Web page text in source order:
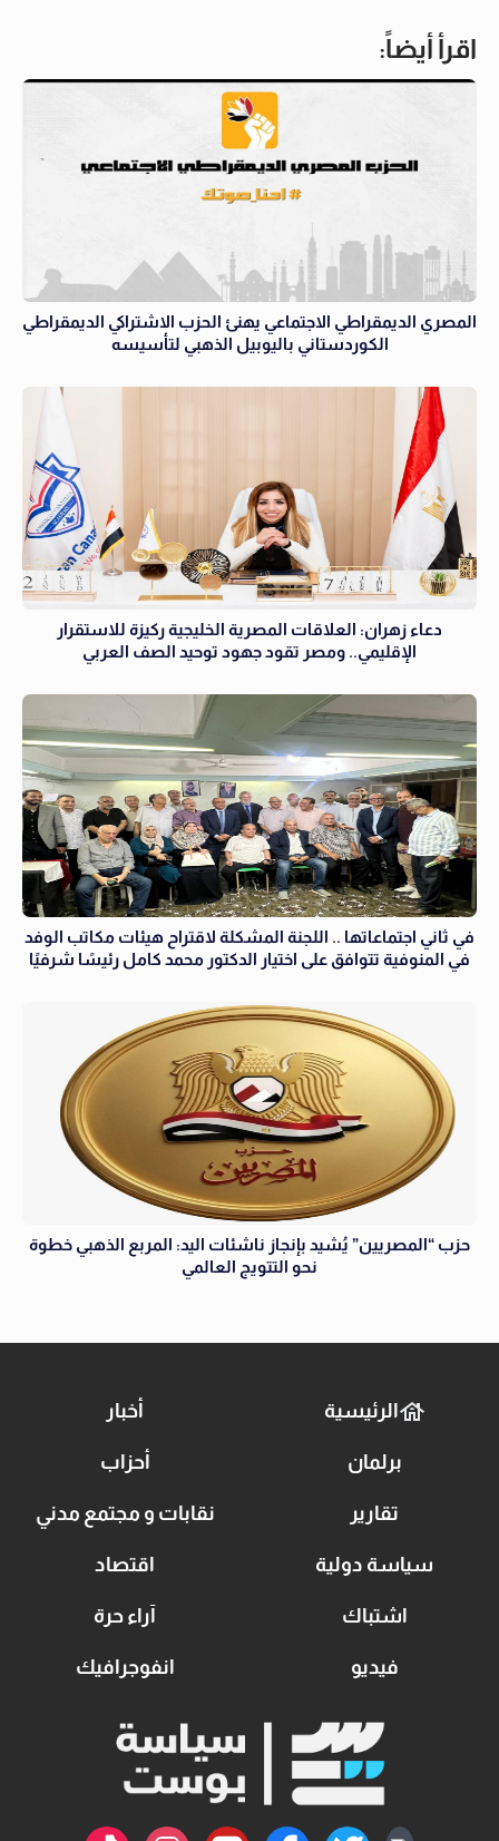
اقرأ أيضاً:
المصري الديمقراطي الاجتماعي يهنئ الحزب الاشتراكي الديمقراطي
الكوردستاني باليوبيل الذهبي لتأسيسه
دعاء زهران: العلاقات المصرية الخليجية ركيزة للاستقرار
الإقليمي.. ومصر تقود جهود توحيد الصف العربي
في ثاني اجتماعاتها .. اللجنة المشكلة لاقتراح هيئات مكاتب الوفد
في المنوفية تتوافق على اختيار الدكتور محمد كامل رئيسًا شرفيًا
حزب “المصريين” يُشيد بإنجاز ناشئات اليد: المربع الذهبي خطوة
نحو التتويج العالمي
الرئيسية أخبار
برلمان أحزاب
تقارير نقابات و مجتمع مدني
سياسة دولية اقتصاد
اشتباك آراء حرة
فيديو انفوجرافيك